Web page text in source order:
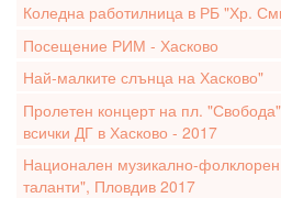
Коледна работилница в РБ "Хр.
Посещение РИМ - Хасково
Най-малките слънца на Хасково"
Пролетен концерт на пл.
всички ДГ в Хасково - 2017
Национален музикално-
таланти", Пловдив 2017